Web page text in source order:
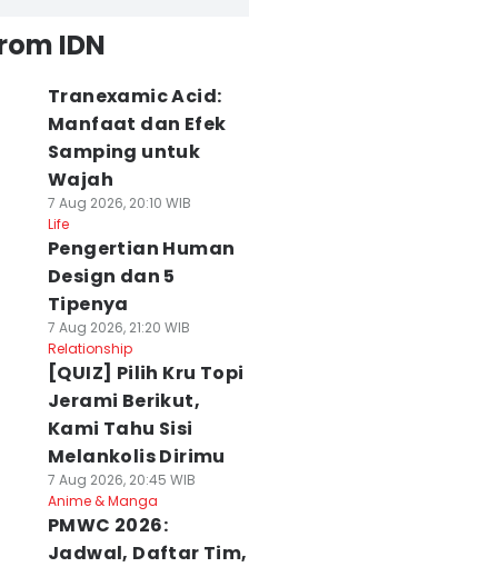
IDN
Tranexamic Acid:
Manfaat dan Efek
Samping untuk
Wajah
7 Aug 2026, 20:10 WIB
Life
Pengertian Human
Design dan 5
Tipenya
7 Aug 2026, 21:20 WIB
Relationship
[QUIZ] Pilih Kru Topi
Jerami Berikut,
Kami Tahu Sisi
Melankolis Dirimu
7 Aug 2026, 20:45 WIB
Anime & Manga
PMWC 2026:
Jadwal, Daftar Tim,